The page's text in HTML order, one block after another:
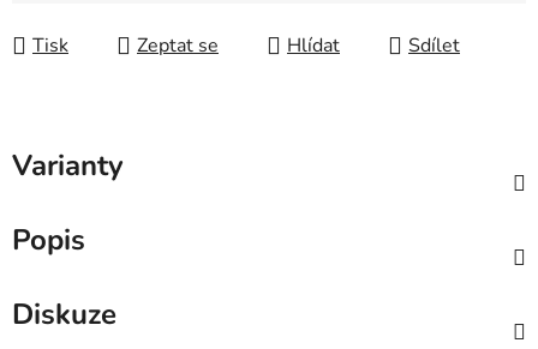
Tisk
Zeptat se Hlídat Sdílet
Varianty
Popis
Diskuze